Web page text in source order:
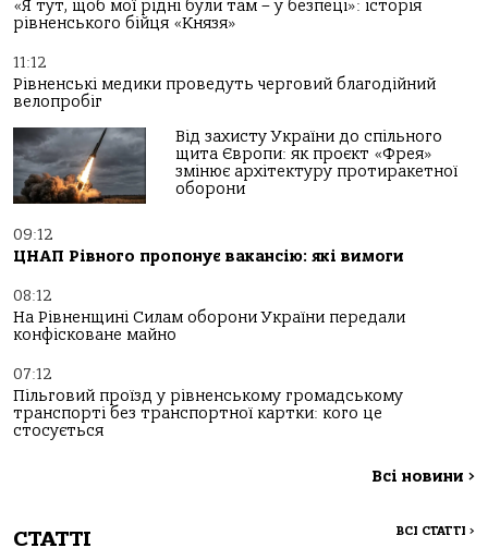
«Я тут, щоб мої рідні були там – у безпеці»: історія
рівненського бійця «Князя»
11:12
Рівненські медики проведуть черговий благодійний
велопробіг
Від захисту України до спільного
щита Європи: як проєкт «Фрея»
змінює архітектуру протиракетної
оборони
09:12
ЦНАП Рівного пропонує вакансію: які вимоги
08:12
На Рівненщині Силам оборони України передали
конфісковане майно
07:12
Пільговий проїзд у рівненському громадському
транспорті без транспортної картки: кого це
стосується
Всі новини >
СТАТТІ ВСІ СТАТТІ >